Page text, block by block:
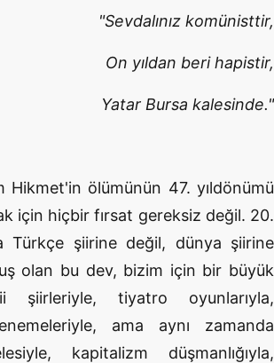
"Sevdalınız komünisttir,
On yıldan beri hapistir,
Yatar Bursa kalesinde."
Hikmet'in ölümünün 47. yıldönümü
için hiçbir fırsat gereksiz değil. 20.
Türkçe şiirine değil, dünya şiirine
olan bu dev, bizim için bir büyük
şiirleriyle, tiyatro oyunlarıyla,
ama aynı zamanda
kapitalizm düşmanlığıyla,